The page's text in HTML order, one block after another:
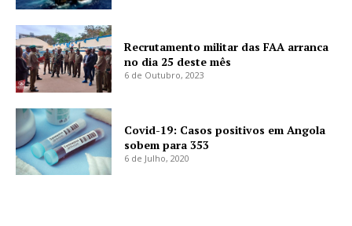
Recrutamento militar das FAA arranca
no dia 25 deste mês
6 de Outubro, 2023
Covid-19: Casos positivos em Angola
sobem para 353
6 de Julho, 2020